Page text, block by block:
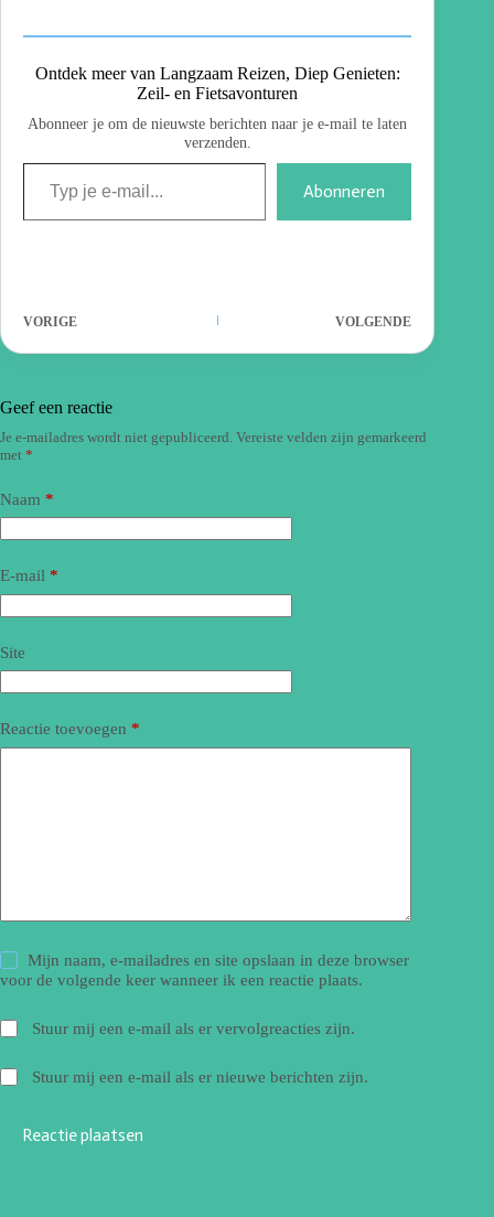
Ontdek meer van Langzaam Reizen, Diep Genieten:
Zeil- en Fietsavonturen
Abonneer je om de nieuwste berichten naar je e-mail te laten
verzenden.
Abonneren
VORIGE VOLGENDE
Geef een reactie
Je e-mailadres wordt niet gepubliceerd. Vereiste velden zijn gemarkeerd
met *
Naam *
E-mail *
Site
Reactie toevoegen *
Mijn naam, e-mailadres en site opslaan in deze browser
voor de volgende keer wanneer ik een reactie plaats.
Stuur mij een e-mail als er vervolgreacties zijn.
Stuur mij een e-mail als er nieuwe berichten zijn.
Reactie plaatsen